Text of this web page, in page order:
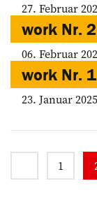
27. Februar
work Nr.
06. Februar
work Nr.
23. Januar 2025
1